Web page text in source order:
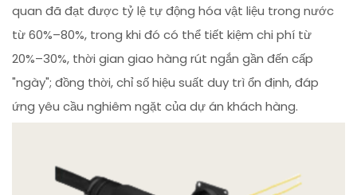
quan đã đạt được tỷ lệ tự động hóa vật liệu trong nước
từ 60%–80%, trong khi đó có thể tiết kiệm chi phí từ
20%–30%, thời gian giao hàng rút ngắn gần đến cấp
"ngày"; đồng thời, chỉ số hiệu suất duy trì ổn định, đáp
ứng yêu cầu nghiêm ngặt của dự án khách hàng.